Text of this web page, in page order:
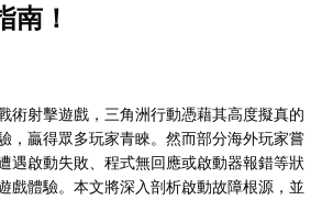
南！
術射擊遊戲，三角洲行動憑藉其高度擬真的
，贏得眾多玩家青睞。然而部分海外玩家嘗
遇啟動失敗、程式無回應或啟動器報錯等狀
戲體驗。本文將深入剖析啟動故障根源，並